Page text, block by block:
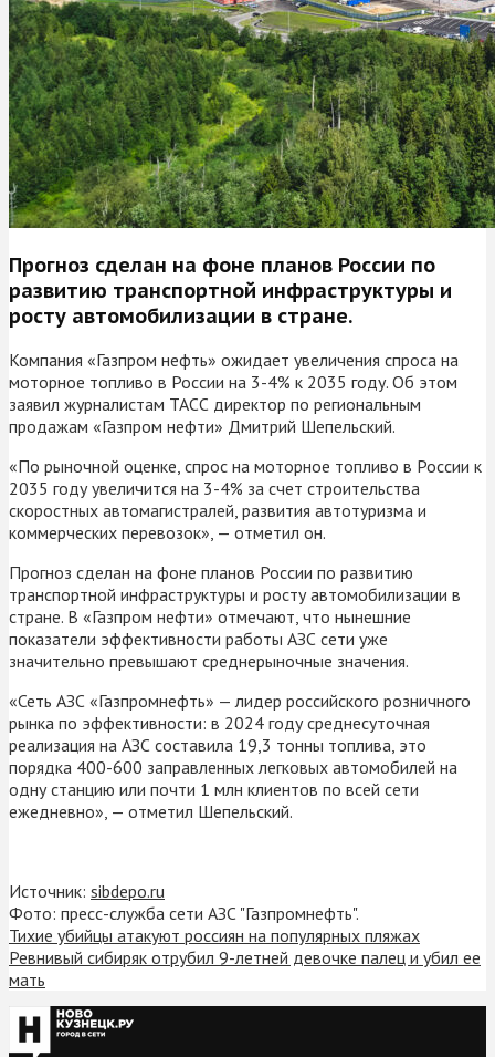
Прогноз сделан на фоне планов России по
развитию транспортной инфраструктуры и
росту автомобилизации в стране.
Компания «Газпром нефть» ожидает увеличения спроса на
моторное топливо в России на 3-4% к 2035 году. Об этом
заявил журналистам ТАСС директор по региональным
продажам «Газпром нефти» Дмитрий Шепельский.
«По рыночной оценке, спрос на моторное топливо в России к
2035 году увеличится на 3-4% за счет строительства
скоростных автомагистралей, развития автотуризма и
коммерческих перевозок», — отметил он.
Прогноз сделан на фоне планов России по развитию
транспортной инфраструктуры и росту автомобилизации в
стране. В «Газпром нефти» отмечают, что нынешние
показатели эффективности работы АЗС сети уже
значительно превышают среднерыночные значения.
«Сеть АЗС «Газпромнефть» — лидер российского розничного
рынка по эффективности: в 2024 году среднесуточная
реализация на АЗС составила 19,3 тонны топлива, это
порядка 400-600 заправленных легковых автомобилей на
одну станцию или почти 1 млн клиентов по всей сети
ежедневно», — отметил Шепельский.
Источник: sibdepo.ru
Фото: пресс-служба сети АЗС "Газпромнефть".
Тихие убийцы атакуют россиян на популярных пляжах
Ревнивый сибиряк отрубил 9-летней девочке палец и убил ее
мать